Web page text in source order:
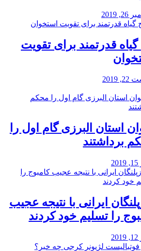
2019
گیاه قدرتمند برای تقویت
2019
استان البرزی گام اول را
برداشتند
ایرانی با نتیجه عجیب
را تسلیم خود کردند